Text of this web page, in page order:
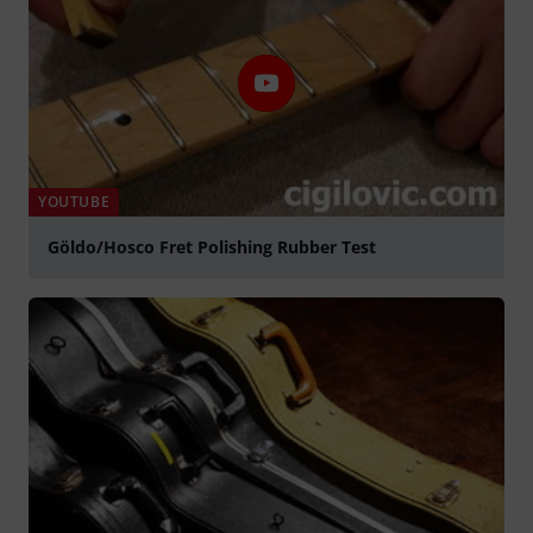
YOUTUBE
Göldo/Hosco Fret Polishing Rubber Test